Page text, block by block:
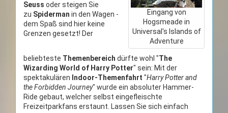
Eingang von
Hogsmeade in
Universal's Islands of
Adventure
Seuss oder steigen Sie
zu Spiderman in den Wagen -
dem Spaß sind hier keine
Grenzen gesetzt! Der
beliebteste Themenbereich dürfte wohl "The
Wizarding World of Harry Potter" sein: Mit der
spektakulären Indoor-Themenfahrt "Harry Potter and
the Forbidden Journey" wurde ein absoluter Hammer-
Ride gebaut, welcher selbst eingefleischte
Freizeitparkfans erstaunt. Lassen Sie sich einfach